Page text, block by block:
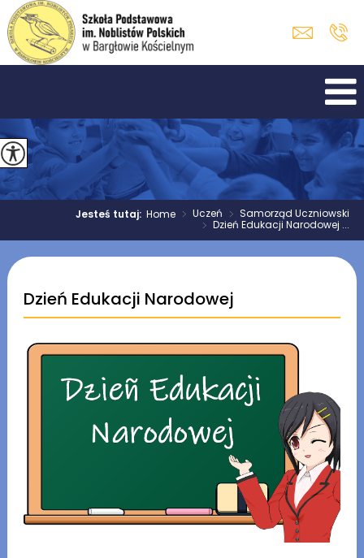
Jesteś tutaj:Home > Uczeń > Samorząd Uczniowski
> Dzień Edukacji Narodowej ...
Dzień Edukacji Narodowej